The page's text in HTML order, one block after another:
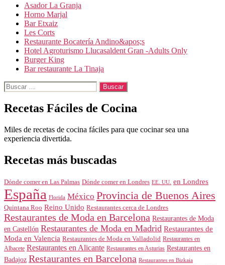
Asador La Granja
Horno Marjal
Bar Etxaiz
Les Corts
Restaurante Bocatería Andino&apos;s
Hotel Agroturismo Llucasaldent Gran -Adults Only
Burger King
Bar restaurante La Tinaja
Buscar:
Recetas Fáciles de Cocina
Miles de recetas de cocina fáciles para que cocinar sea una
experiencia divertida.
Recetas más buscadas
Dónde comer en Las Palmas Dónde comer en Londres EE. UU. en Londres
España Florida México Provincia de Buenos Aires
Quintana Roo Reino Unido Restaurantes cerca de Londres
Restaurantes de Moda en Barcelona Restaurantes de Moda
en Castellón Restaurantes de Moda en Madrid Restaurantes de
Moda en Valencia Restaurantes de Moda en Valladolid Restaurantes en
Albacete Restaurantes en Alicante Restaurantes en Asturias Restaurantes en
Badajoz Restaurantes en Barcelona Restaurantes en Bizkaia